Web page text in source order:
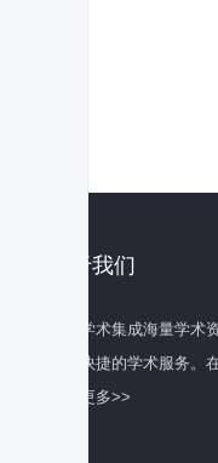
关于我们
百度学术集成海量学
全面快捷的学术服务
了解更多>>